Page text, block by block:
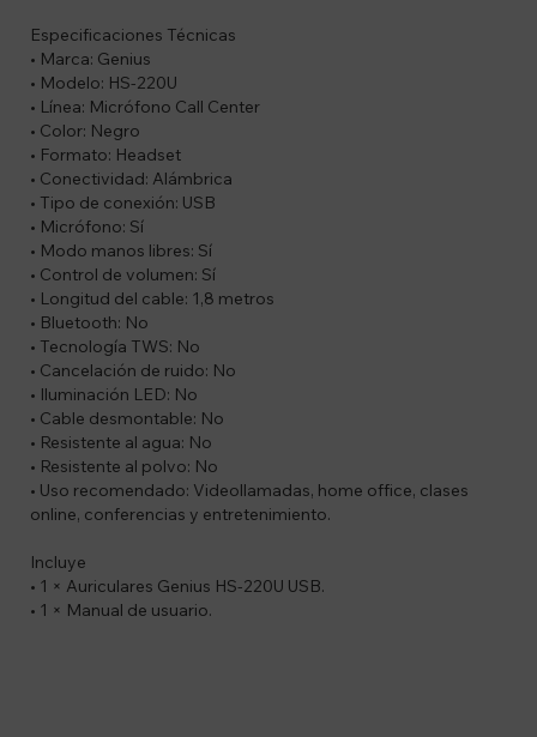
Especificaciones Técnicas
• Marca: Genius
• Modelo: HS-220U
• Línea: Micrófono Call Center
• Color: Negro
• Formato: Headset
• Conectividad: Alámbrica
• Tipo de conexión: USB
• Micrófono: Sí
• Modo manos libres: Sí
• Control de volumen: Sí
• Longitud del cable: 1,8 metros
• Bluetooth: No
• Tecnología TWS: No
• Cancelación de ruido: No
• Iluminación LED: No
• Cable desmontable: No
• Resistente al agua: No
• Resistente al polvo: No
• Uso recomendado: Videollamadas, home office, clases
online, conferencias y entretenimiento.
Incluye
• 1 × Auriculares Genius HS-220U USB.
• 1 × Manual de usuario.